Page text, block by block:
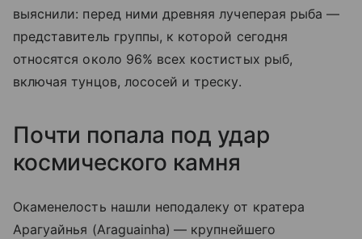
выяснили: перед ними древняя лучеперая рыба —
представитель группы, к которой сегодня
относятся около 96% всех костистых рыб,
включая тунцов, лососей и треску.
Почти попала под удар
космического камня
Окаменелость нашли неподалеку от кратера
Арагуайнья (Araguainha) — крупнейшего